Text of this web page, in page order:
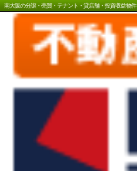
南大阪の分譲・売買・テナント・貸店舗・投資収益物件